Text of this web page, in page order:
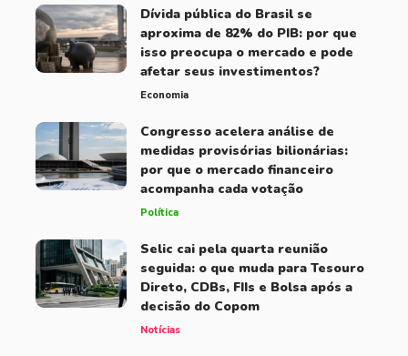
Dívida pública do Brasil se
aproxima de 82% do PIB: por que
isso preocupa o mercado e pode
afetar seus investimentos?
Economia
Congresso acelera análise de
medidas provisórias bilionárias:
por que o mercado financeiro
acompanha cada votação
Política
Selic cai pela quarta reunião
seguida: o que muda para Tesouro
Direto, CDBs, FIIs e Bolsa após a
decisão do Copom
Notícias